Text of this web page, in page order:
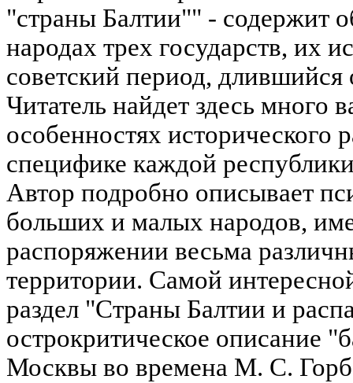
"страны Балтии"" -
народах трех государств, их
советский период, длившийся
Читатель найдет здесь
особенностях исторического
специфике каждой
Автор подробно описывает
больших и малых народов,
распоряжении весьма
территории. Самой
раздел "Страны Балтии и
острокритическое описание
Москвы во времена М. С.